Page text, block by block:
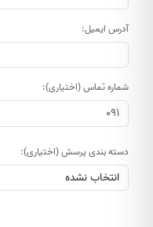
آدرس ایمیل:
شماره تماس (اختیاری):
دسته بندی پرسش (اختیاری):